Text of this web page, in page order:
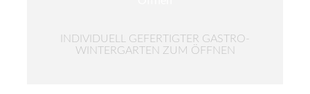
INDIVIDUELL GEFERTIGTER GASTRO-
WINTERGARTEN ZUM ÖFFNEN